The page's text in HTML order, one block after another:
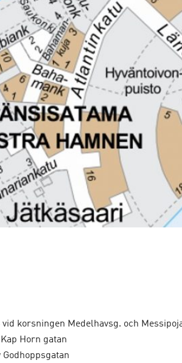
vid korsningen Medelhavsg. och
Horn gatan
Godhoppsgatan